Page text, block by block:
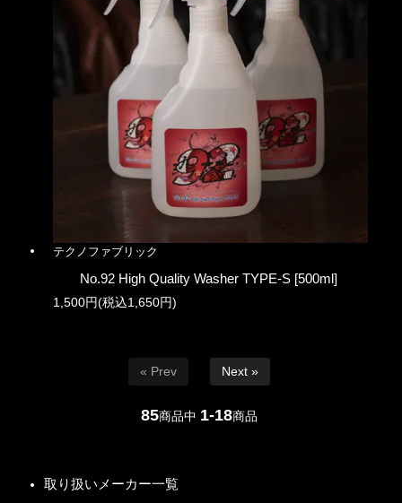
テクノファブリック
No.92 High Quality Washer TYPE-S [500ml]
1,500円(税込1,650円)
« Prev Next »
85商品中 1-18商品
取り扱いメーカー一覧